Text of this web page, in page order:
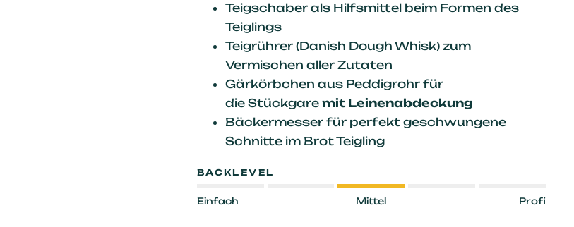
Teigschaber als Hilfsmittel beim Formen des
Teiglings
Teigrührer (Danish Dough Whisk) zum
Vermischen aller Zutaten
Gärkörbchen aus Peddigrohr für
die Stückgare mit Leinenabdeckung
Bäckermesser für perfekt geschwungene
Schnitte im Brot Teigling
BACKLEVEL
Einfach Mittel Profi